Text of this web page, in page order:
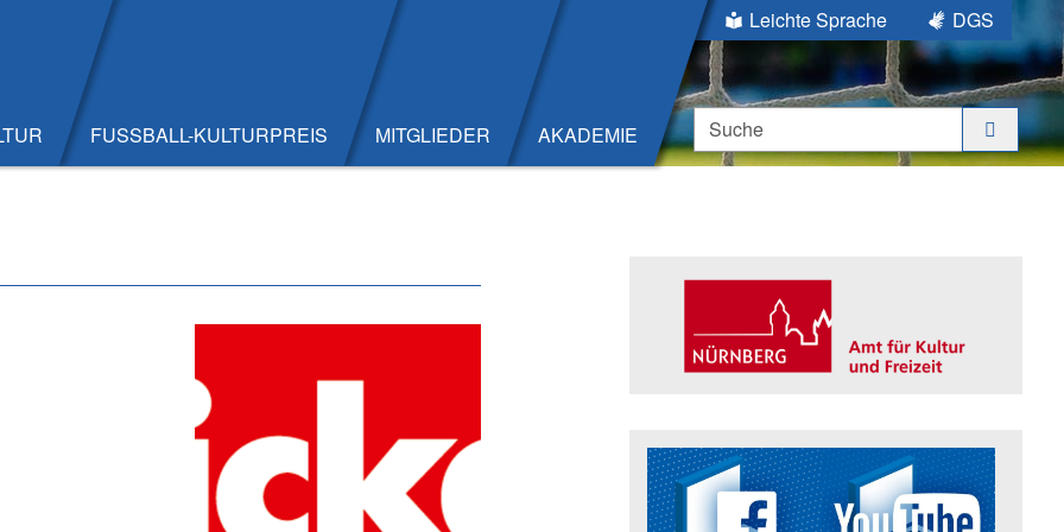
FUSSBALL-KULTURPREIS MITGLIEDER AKADEMIE
Leichte Sprache
DGS
Suche